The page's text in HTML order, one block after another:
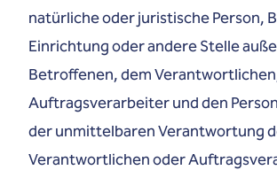
natürliche oder juristische Person,
Einrichtung oder andere Stelle
Betroffenen, dem
Auftragsverarbeiter und den
der unmittelbaren Verantwortung
Verantwortlichen oder